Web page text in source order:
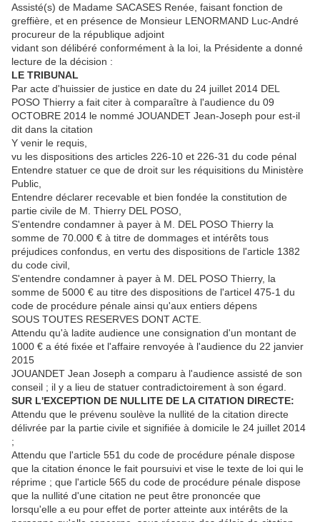
Assisté(s) de Madame SACASES Renée, faisant fonction de
greffière, et en présence de Monsieur LENORMAND Luc-André
procureur de la république adjoint
vidant son délibéré conformément à la loi, la Présidente a donné
lecture de la décision :
LE TRIBUNAL
Par acte d'huissier de justice en date du 24 juillet 2014 DEL
POSO Thierry a fait citer à comparaître à l'audience du 09
OCTOBRE 2014 le nommé JOUANDET Jean-Joseph pour est-il
dit dans la citation
Y venir le requis,
vu les dispositions des articles 226-10 et 226-31 du code pénal
Entendre statuer ce que de droit sur les réquisitions du Ministère
Public,
Entendre déclarer recevable et bien fondée la constitution de
partie civile de M. Thierry DEL POSO,
S'entendre condamner à payer à M. DEL POSO Thierry la
somme de 70.000 € à titre de dommages et intérêts tous
préjudices confondus, en vertu des dispositions de l'article 1382
du code civil,
S'entendre condamner à payer à M. DEL POSO Thierry, la
somme de 5000 € au titre des dispositions de l'articel 475-1 du
code de procédure pénale ainsi qu'aux entiers dépens
SOUS TOUTES RESERVES DONT ACTE.
Attendu qu'à ladite audience une consignation d'un montant de
1000 € a été fixée et l'affaire renvoyée à l'audience du 22 janvier
2015
JOUANDET Jean Joseph a comparu à l'audience assisté de son
conseil ; il y a lieu de statuer contradictoirement à son égard.
SUR L'EXCEPTION DE NULLITE DE LA CITATION DIRECTE:
Attendu que le prévenu soulève la nullité de la citation directe
délivrée par la partie civile et signifiée à domicile le 24 juillet 2014
;
Attendu que l'article 551 du code de procédure pénale dispose
que la citation énonce le fait poursuivi et vise le texte de loi qui le
réprime ; que l'article 565 du code de procédure pénale dispose
que la nullité d'une citation ne peut être prononcée que
lorsqu'elle a eu pour effet de porter atteinte aux intérêts de la